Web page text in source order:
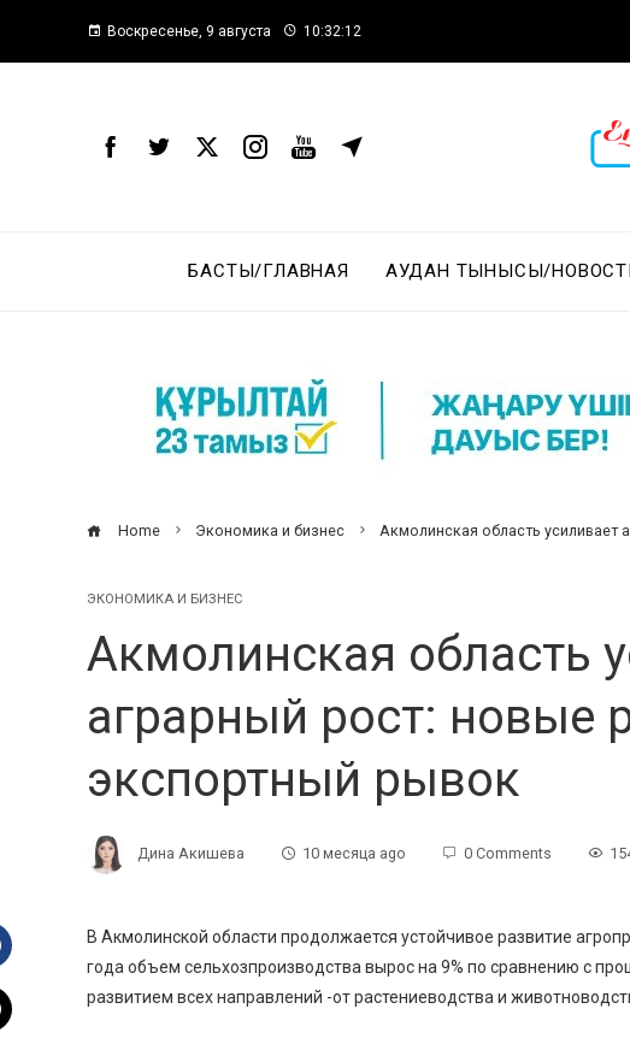
Воскресенье, 9 августа 10:32:13
БАСТЫ/ГЛАВНАЯ АУДАН ТЫНЫСЫ/
Home Экономика и бизнес Акмолинская область
ЭКОНОМИКА И БИЗНЕС
Акмолинская область
аграрный рост: новые
экспортный рывок
Дина Акишева 10 месяца ago 0 Comments
В Акмолинской области продолжается устойчивое развитие
года объем сельхозпроизводства вырос на 9% по сравнению с
развитием всех направлений -от растениеводства и